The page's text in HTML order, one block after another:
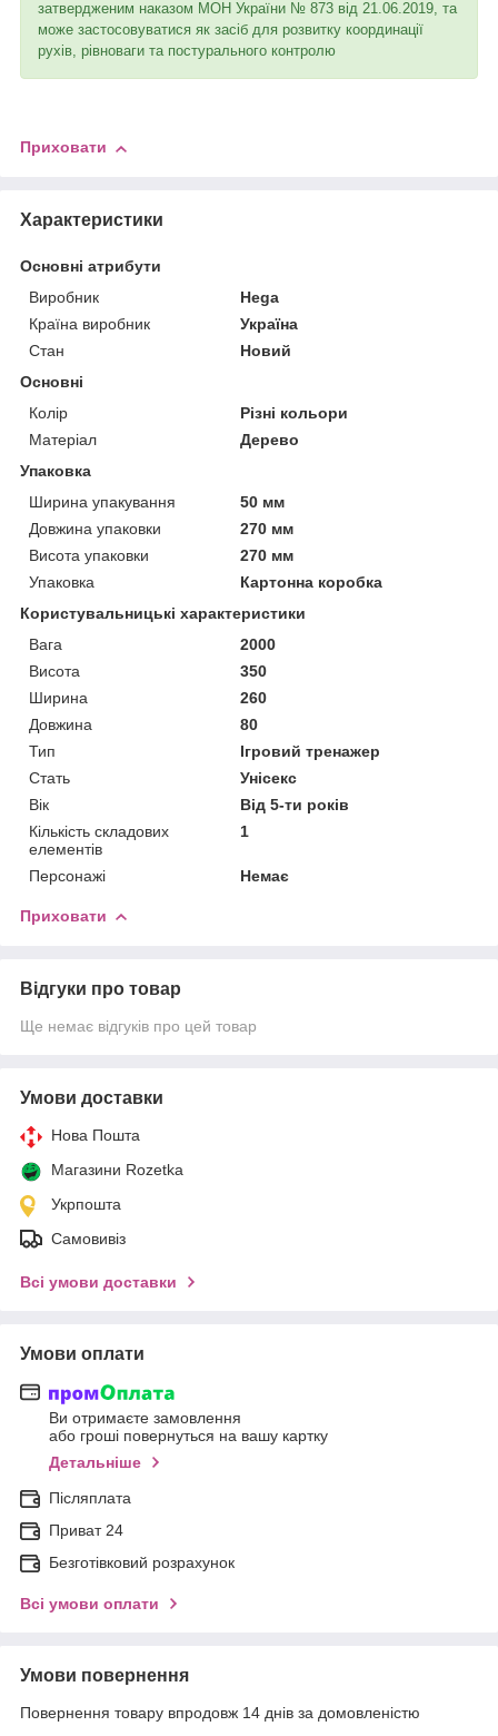
затвердженим наказом МОН України № 873 від 21.06.2019, та
може застосовуватися як засіб для розвитку координації
рухів, рівноваги та постурального контролю
Приховати
Характеристики
Основні атрибути
Виробник
Hega
Країна виробник
Україна
Стан
Новий
Основні
Колір
Різні кольори
Матеріал
Дерево
Упаковка
Ширина упакування
50 мм
Довжина упаковки
270 мм
Висота упаковки
270 мм
Упаковка
Картонна коробка
Користувальницькі характеристики
Вага
2000
Висота
350
Ширина
260
Довжина
80
Тип
Ігровий тренажер
Стать
Унісекс
Вік
Від 5-ти років
Кількість складових
елементів
1
Персонажі Немає
Приховати
Відгуки про товар
Ще немає відгуків про цей товар
Умови доставки
Нова Пошта
Магазини Rozetka
Укрпошта
Самовивіз
Всі умови доставки
Умови оплати
Ви отримаєте замовлення
або гроші повернуться на вашу картку
Детальніше
Післяплата
Приват 24
Безготівковий розрахунок
Всі умови оплати
Умови повернення
Повернення товару впродовж 14 днів за домовленістю